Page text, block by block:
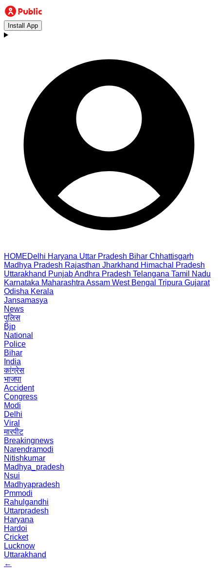
Install App
HOMEDelhi Haryana Uttar Pradesh Bihar Chhattisgarh
Madhya Pradesh Rajasthan Jharkhand Himachal Pradesh
Uttarakhand PunjabAndhra Pradesh Telangana Tamil Nadu
Karnataka Maharashtra Assam West Bengal Tripura Gujarat
Odisha Kerala
Jansamasya
News
पुलिस
Bjp
National
Police
Bihar
India
कांग्रेस
भाजपा
Accident
Congress
Modi
Delhi
Viral
मारपीट
Breakingnews
Narendramodi
Nitishkumar
Madhya_pradesh
Nsui
Madhyapradesh
Pmmodi
Rahulgandhi
Uttarpradesh
Haryana
Hardoi
Cricket
Lucknow
Uttarakhand
←